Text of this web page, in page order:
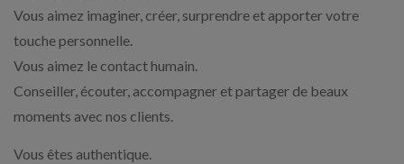
Vous aimez imaginer, créer, surprendre et apporter votre
touche personnelle.
Vous aimez le contact humain.
Conseiller, écouter, accompagner et partager de beaux
moments avec nos clients.
Vous êtes authentique.